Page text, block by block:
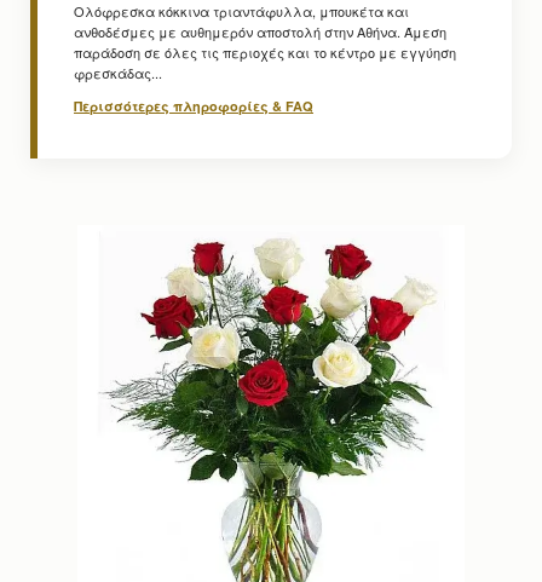
Ολόφρεσκα κόκκινα τριαντάφυλλα, μπουκέτα και
ανθοδέσμες με αυθημερόν αποστολή στην Αθήνα. Άμεση
παράδοση σε όλες τις περιοχές και το κέντρο με εγγύηση
φρεσκάδας...
Περισσότερες πληροφορίες & FAQ